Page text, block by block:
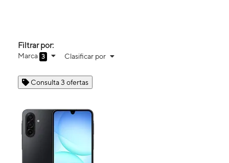
Filtrar por:
Marca 3 Clasificar por
Consulta 3 ofertas